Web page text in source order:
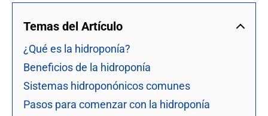
Temas del Artículo
¿Qué es la hidroponía?
Beneficios de la hidroponía
Sistemas hidroponónicos comunes
Pasos para comenzar con la hidroponía